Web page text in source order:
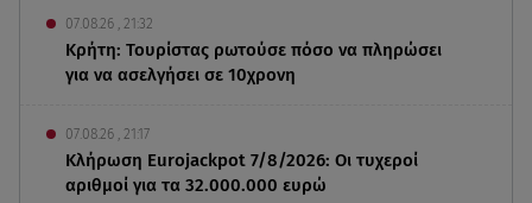
07.08.26 , 21:32
Κρήτη: Τουρίστας ρωτούσε πόσο να πληρώσει
για να ασελγήσει σε 10χρονη
07.08.26 , 21:17
Κλήρωση Eurojackpot 7/8/2026: Οι τυχεροί
αριθμοί για τα 32.000.000 ευρώ